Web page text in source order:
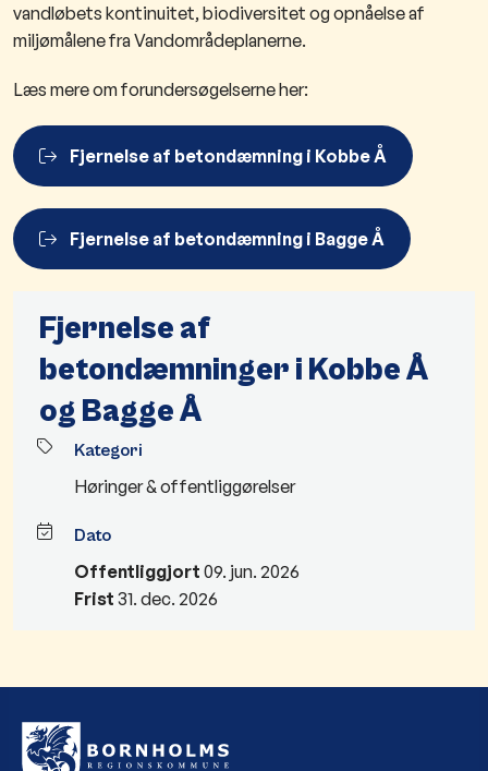
vandløbets kontinuitet, biodiversitet og opnåelse af
miljømålene fra Vandområdeplanerne.
Læs mere om forundersøgelserne her:
Fjernelse af betondæmning i Kobbe Å
Fjernelse af betondæmning i Bagge Å
Fjernelse af
betondæmninger i Kobbe Å
og Bagge Å
Kategori
Høringer & offentliggørelser
Dato
Offentliggjort 09. jun. 2026
Frist 31. dec. 2026